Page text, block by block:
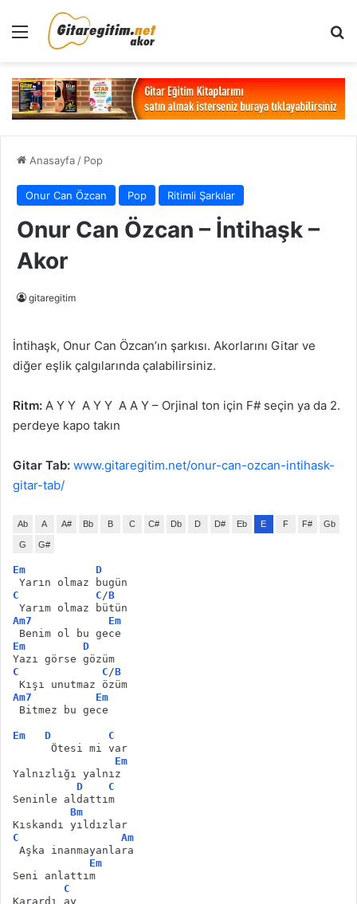
Menü
Anasayfa / Pop
Onur Can Özcan Pop Ritimli Şarkılar
Onur Can Özcan – İntihaşk –
Akor
gitaregitim
İntihaşk, Onur Can Özcan’ın şarkısı. Akorlarını Gitar ve
diğer eşlik çalgılarında çalabilirsiniz.
Ritm: A Y Y A Y Y A A Y – Orjinal ton için F# seçin ya da 2.
perdeye kapo takın
Gitar Tab: www.gitaregitim.net/onur-can-ozcan-intihask-
gitar-tab/
Ab A A# Bb B C C# Db D D# Eb E F F# Gb
G G#
Em
D
Yarın olmaz bugün
C
C /B
Yarım olmaz bütün
Am7
Em
Benim ol bu gece
Em
D
Yazı görse gözüm
C
C /B
Kışı unutmaz özüm
Am7
Em
Bitmez bu gece
Em D
C
      Ötesi mi var
Em
Yalnızlığı yalnız
D
C
Seninle aldattım
Bm
Kıskandı yıldızlar
C
Am
Aşka inanmayanlara
Em
Seni anlattım
C
Karardı ay